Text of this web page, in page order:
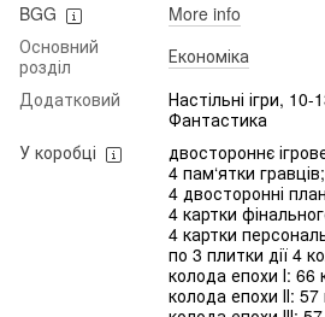
BGG
More info
Основний
розділ
Економіка
Додатковий
Настільні ігри,
Фантастика
У коробці
двостороннє
4 пам‘ятки гравців;
4 двосторонні
4 картки
4 картки
по 3 плитки дії 4
колода епохи І: 66
колода епохи ІІ: 57